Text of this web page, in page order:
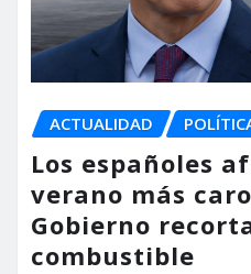
ACTUALIDAD
Los españoles
verano más
Gobierno
combustible